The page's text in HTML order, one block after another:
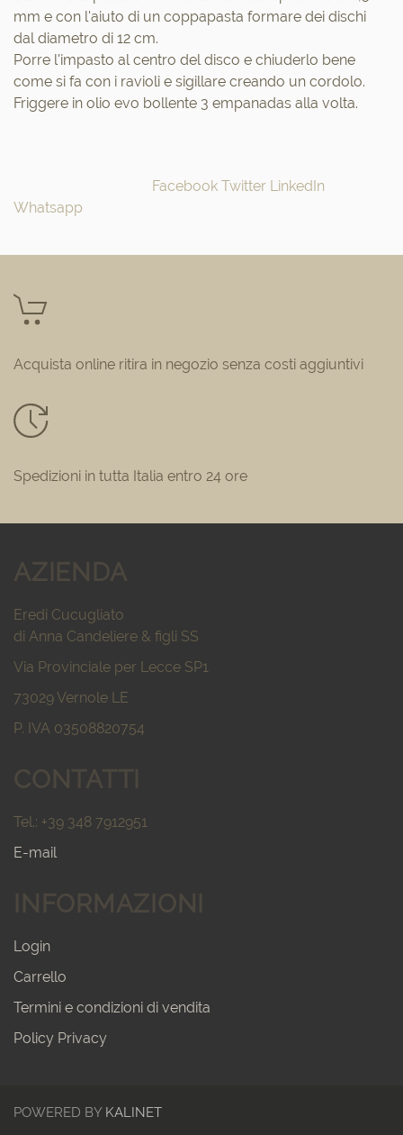
mm e con l'aiuto di un coppapasta formare dei dischi
dal diametro di 12 cm.
Porre l'impasto al centro del disco e chiuderlo bene
come si fa con i ravioli e sigillare creando un cordolo.
Friggere in olio evo bollente 3 empanadas alla volta.
Facebook Twitter LinkedIn
Whatsapp
Acquista online ritira in negozio senza costi aggiuntivi
Spedizioni in tutta Italia entro 24 ore
AZIENDA
Eredi Cucugliato
di Anna Candeliere & figli SS
Via Provinciale per Lecce SP1
73029 Vernole LE
P. IVA 03508820754
CONTATTI
Tel.: +39 348 7912951
E-mail
INFORMAZIONI
Login
Carrello
Termini e condizioni di vendita
Policy Privacy
POWERED BY KALINET